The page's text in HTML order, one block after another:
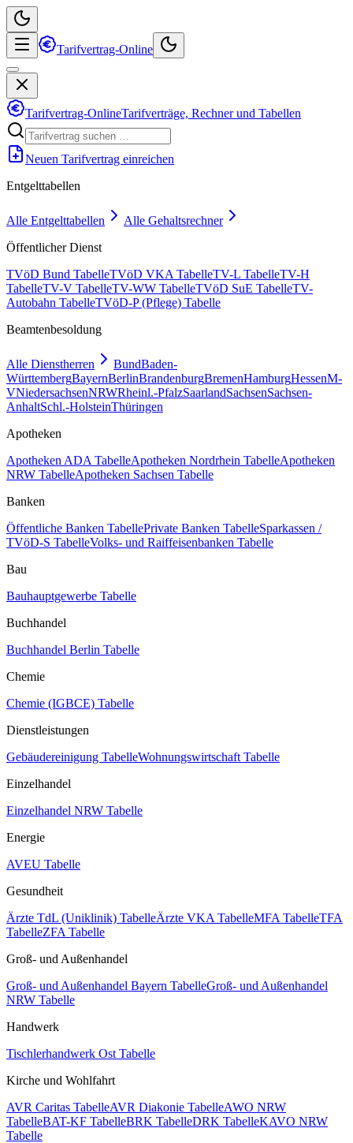
Tarifvertrag-Online
Tarifvertrag-OnlineTarifverträge, Rechner und Tabellen
Neuen Tarifvertrag einreichen
Entgelttabellen
Alle Entgelttabellen
Alle Gehaltsrechner
Öffentlicher Dienst
TVöD Bund TabelleTVöD VKA TabelleTV-L TabelleTV-H
TabelleTV-V TabelleTV-WW TabelleTVöD SuE TabelleTV-
Autobahn TabelleTVöD-P (Pflege) Tabelle
Beamtenbesoldung
Alle Dienstherren BundBaden-
WürttembergBayernBerlinBrandenburgBremenHamburgHessenM-
VNiedersachsenNRWRheinl.-PfalzSaarlandSachsenSachsen-
AnhaltSchl.-HolsteinThüringen
Apotheken
Apotheken ADA TabelleApotheken Nordrhein TabelleApotheken
NRW TabelleApotheken Sachsen Tabelle
Banken
Öffentliche Banken TabellePrivate Banken TabelleSparkassen /
TVöD-S TabelleVolks- und Raiffeisenbanken Tabelle
Bau
Bauhauptgewerbe Tabelle
Buchhandel
Buchhandel Berlin Tabelle
Chemie
Chemie (IGBCE) Tabelle
Dienstleistungen
Gebäudereinigung TabelleWohnungswirtschaft Tabelle
Einzelhandel
Einzelhandel NRW Tabelle
Energie
AVEU Tabelle
Gesundheit
Ärzte TdL (Uniklinik) TabelleÄrzte VKA TabelleMFA TabelleTFA
TabelleZFA Tabelle
Groß- und Außenhandel
Groß- und Außenhandel Bayern TabelleGroß- und Außenhandel
NRW Tabelle
Handwerk
Tischlerhandwerk Ost Tabelle
Kirche und Wohlfahrt
AVR Caritas TabelleAVR Diakonie TabelleAWO NRW
TabelleBAT-KF TabelleBRK TabelleDRK TabelleKAVO NRW
Tabelle